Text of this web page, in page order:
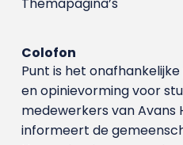
Colofon
Punt is het
en opinievorming voor
medewerkers van Avans
informeert de